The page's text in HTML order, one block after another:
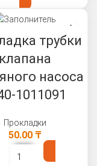
трубки
клапана
насоса
1011091
Прокладки
50.00 ₸